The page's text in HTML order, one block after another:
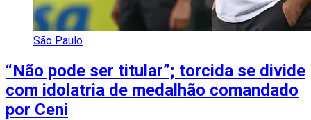
São Paulo
“Não pode ser titular”; torcida se divide
com idolatria de medalhão comandado
por Ceni